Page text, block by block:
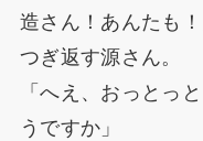
造さん！あんたも！
つぎ返す源さん。
「へえ、おっとっ
うですか」